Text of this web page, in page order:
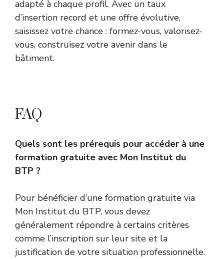
adapté à chaque profil. Avec un taux
d’insertion record et une offre évolutive,
saisissez votre chance : formez-vous, valorisez-
vous, construisez votre avenir dans le
bâtiment.
FAQ
Quels sont les prérequis pour accéder à une
formation gratuite avec Mon Institut du
BTP ?
Pour bénéficier d’une formation gratuite via
Mon Institut du BTP, vous devez
généralement répondre à certains critères
comme l’inscription sur leur site et la
justification de votre situation professionnelle.